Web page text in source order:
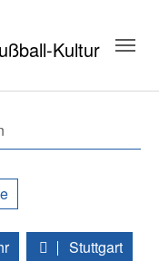
Stuttgart